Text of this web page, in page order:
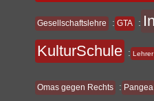
Gesellschaftslehre : GTA :
KulturSchule : Lehrer
Omas gegen Rechts : Pangea